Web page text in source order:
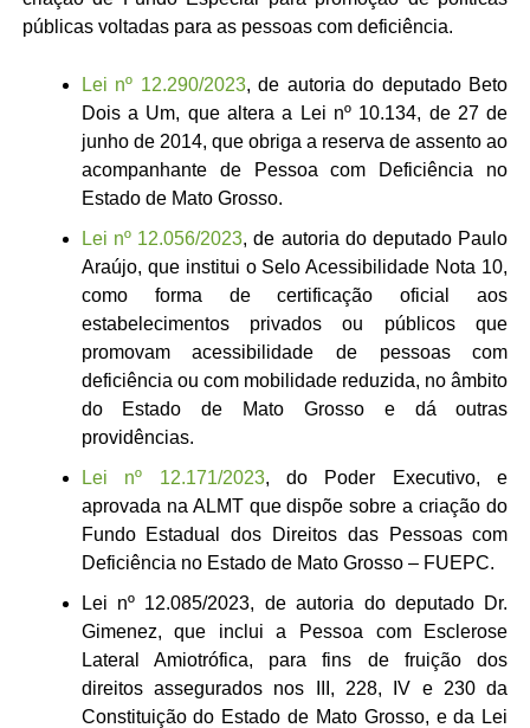
públicas voltadas para as pessoas com deficiência.
Lei nº 12.290/2023, de autoria do deputado Beto
Dois a Um, que altera a Lei nº 10.134, de 27 de
junho de 2014, que obriga a reserva de assento ao
acompanhante de Pessoa com Deficiência no
Estado de Mato Grosso.
Lei nº 12.056/2023, de autoria do deputado Paulo
Araújo, que institui o Selo Acessibilidade Nota 10,
como forma de certificação oficial aos
estabelecimentos privados ou públicos que
promovam acessibilidade de pessoas com
deficiência ou com mobilidade reduzida, no âmbito
do Estado de Mato Grosso e dá outras
providências.
Lei nº 12.171/2023, do Poder Executivo, e
aprovada na ALMT que dispõe sobre a criação do
Fundo Estadual dos Direitos das Pessoas com
Deficiência no Estado de Mato Grosso – FUEPC.
Lei nº 12.085/2023, de autoria do deputado Dr.
Gimenez, que inclui a Pessoa com Esclerose
Lateral Amiotrófica, para fins de fruição dos
direitos assegurados nos III, 228, IV e 230 da
Constituição do Estado de Mato Grosso, e da Lei